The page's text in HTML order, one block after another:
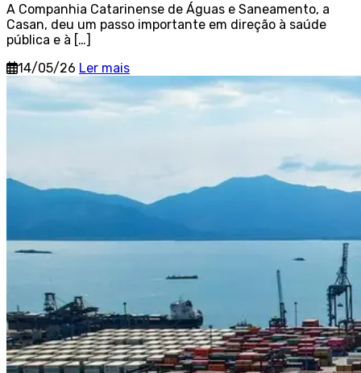
A Companhia Catarinense de Águas e Saneamento, a
Casan, deu um passo importante em direção à saúde
pública e à […]
14/05/26 Ler mais